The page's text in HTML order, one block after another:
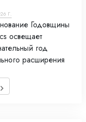
Г.
Годовщины
освещает
год
расширения